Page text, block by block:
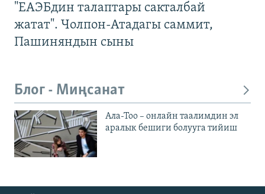
"ЕАЭБдин талаптары сакталбай
жатат". Чолпон-Атадагы саммит,
Пашиняндын сыны
Блог - Миңсанат
Ала-Тоо – онлайн таалимдин эл
аралык бешиги болууга тийиш